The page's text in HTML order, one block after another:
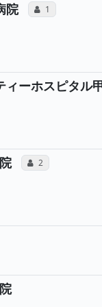
院 コミュニケーシ
1 所属医
ィーホスピタル
コミュニケーショ
2 所属医師
声と、所属医師へ
ニケーション・タイプ（合
属医師へのコミュ